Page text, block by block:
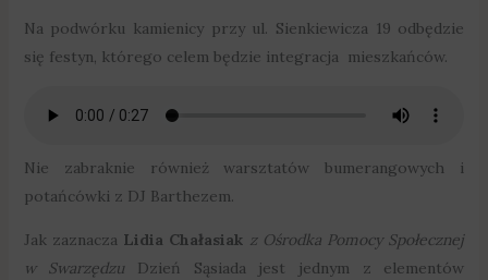
Na podwórku kamienicy przy ul. Sienkiewicza 19 odbędzie
się festyn, którego celem będzie integracja mieszkańców.
Nie zabraknie również warsztatów bumerangowych i
potańcówki z DJ Barthezem.
Jak zaznacza Lidia Chałasiak z Ośrodka Pomocy Społecznej
w Swarzędzu Dzień Sąsiada jest jednym z elementów